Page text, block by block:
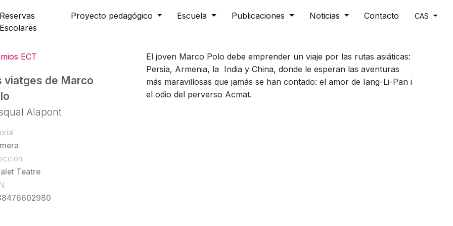
Reservas
Escolares
Proyecto pedagógico Escuela Publicaciones Noticias Contacto CAS
ECT
viatges de Marco
Alapont
Teatre
El joven Marco Polo debe emprender un viaje por las rutas asiáticas:
Persia, Armenia, la India y China, donde le esperan las aventuras
más maravillosas que jamás se han contado: el amor de Iang-Li-Pan i
el odio del perverso Acmat.